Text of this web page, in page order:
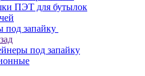
ПЭТ для бутылок
под запайку
под запайку